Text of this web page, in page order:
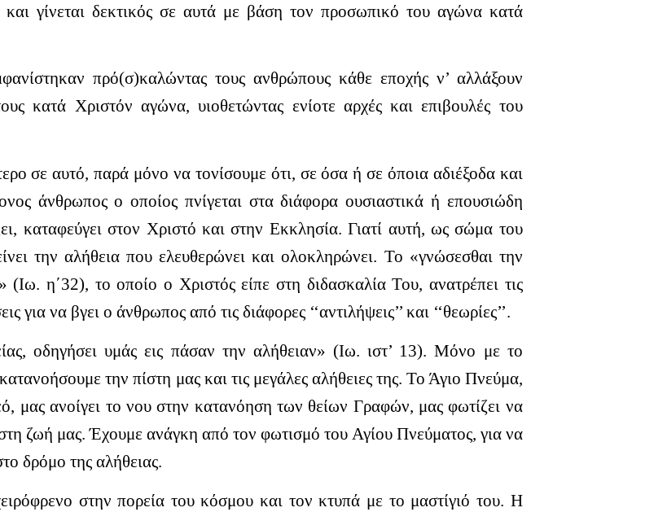
και γίνεται δεκτικός σε αυτά με βάση τον προσωπικό του αγώνα κατά
πρό(σ)καλώντας τους ανθρώπους κάθε εποχής ν’ αλλάξουν
κατά Χριστόν αγώνα, υιοθετώντας ενίοτε αρχές και επιβουλές του
σε αυτό, παρά μόνο να τονίσουμε ότι, σε όσα ή σε όποια αδιέξοδα και
άνθρωπος ο οποίος πνίγεται στα διάφορα ουσιαστικά ή επουσιώδη
καταφεύγει στον Χριστό και στην Εκκλησία.Γιατί αυτή, ως σώμα του
την αλήθεια που ελευθερώνει και ολοκληρώνει. Το «γνώσεσθαι την
η΄32), το οποίο ο Χριστός είπε στη διδασκαλία Του, ανατρέπει τις
για να βγει ο άνθρωπος από τις διάφορες ‘‘αντιλήψεις’’ και ‘‘θεωρίες’’.
οδηγήσει υμάς εις πάσαν την αλήθειαν» (Ιω. ιστ’ 13). Μόνο με το
την πίστη μας και τις μεγάλες αλήθειες της. Το Άγιο Πνεύμα,
μας ανοίγει το νου στην κατανόηση των θείων Γραφών, μας φωτίζει να
ζωή μας. Έχουμε ανάγκη από τον φωτισμό του Αγίου Πνεύματος, για να
δρόμο της αλήθειας.
στην πορεία του κόσμου και τον κτυπά με το μαστίγιό του. Η